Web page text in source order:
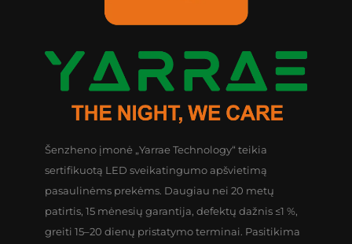
Šenzheno įmonė „Yarrae Technology“ teikia
sertifikuotą LED sveikatingumo apšvietimą
pasaulinėms prekėms. Daugiau nei 20 metų
patirtis, 15 mėnesių garantija, defektų dažnis ≤1 %,
greiti 15–20 dienų pristatymo terminai. Pasitikima